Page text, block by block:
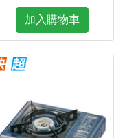
加入購物車